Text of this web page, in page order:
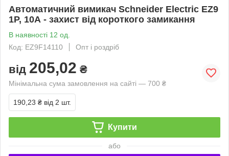
Автоматичний вимикач Schneider Electric EZ9
1Р, 10А - захист від короткого замикання
В наявності 12 од.
Код: EZ9F14110
Опт і роздріб
від 205,02 ₴
Мінімальна сума замовлення на сайті — 700 ₴
190,23 ₴ від 2 шт.
Купити
або